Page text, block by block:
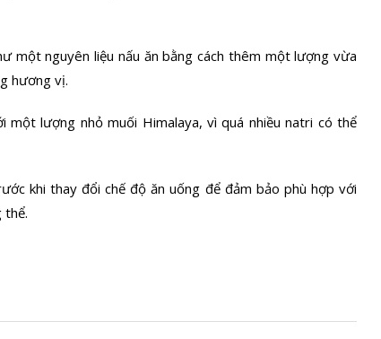
một nguyên liệu nấu ăn bằng cách thêm một lượng vừa
hương vị.
lượng nhỏ muối Himalaya, vì quá nhiều natri có thể
khi thay đổi chế độ ăn uống để đảm bảo phù hợp với
thể.